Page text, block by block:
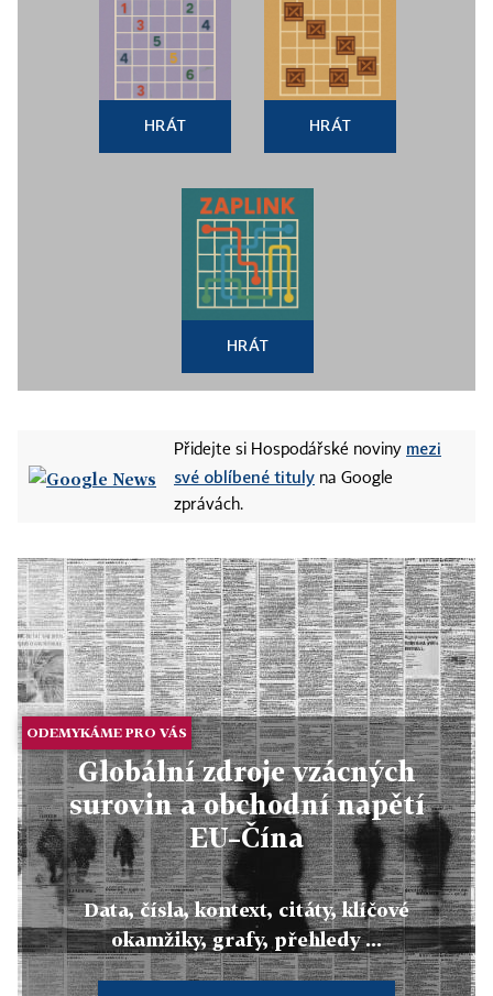
HRÁT HRÁT
HRÁT
Přidejte si Hospodářské noviny mezi
své oblíbené tituly na Google
zprávách.
ODEMYKÁME PRO VÁS
Globální zdroje vzácných
surovin a obchodní napětí
EU–Čína
Data, čísla, kontext, citáty, klíčové
okamžiky, grafy, přehledy ...